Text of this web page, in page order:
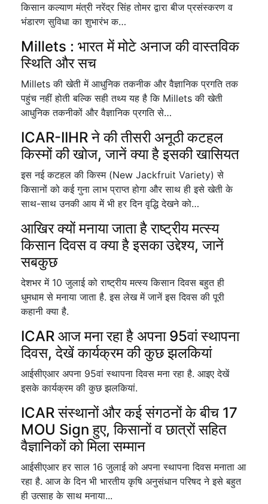
किसान कल्याण मंत्री नरेंद्र सिंह तोमर द्वारा बीज प्रसंस्करण व
भंडारण सुविधा का शुभारंभ क…
Millets : भारत में मोटे अनाज की वास्तविक
स्थिति और सच
Millets की खेती में आधुनिक तकनीक और वैज्ञानिक प्रगति तक
पहुंच नहीं होती बल्कि सही तथ्य यह है कि Millets की खेती
आधुनिक तकनीकों और वैज्ञानिक प्रगति से…
ICAR-IIHR ने की तीसरी अनूठी कटहल
किस्मों की खोज, जानें क्या है इसकी खासियत
इस नई कटहल की किस्म (New Jackfruit Variety) से
किसानों को कई गुना लाभ प्राप्त होगा और साथ ही इसे खेती के
साथ-साथ उनकी आय में भी हर दिन वृद्धि देखने को…
आखिर क्यों मनाया जाता है राष्ट्रीय मत्स्य
किसान दिवस व क्या है इसका उद्देश्य, जानें
सबकुछ
देशभर में 10 जुलाई को राष्ट्रीय मत्स्य किसान दिवस बहुत ही
धुमधाम से मनाया जाता है. इस लेख में जानें इस दिवस की पूरी
कहानी क्या है.
ICAR आज मना रहा है अपना 95वां स्थापना
दिवस, देखें कार्यक्रम की कुछ झलकियां
आईसीएआर अपना 95वां स्थापना दिवस मना रहा है. आइए देखें
इसके कार्यक्रम की कुछ झलकियां.
ICAR संस्थानों और कई संगठनों के बीच 17
MOU Sign हुए, किसानों व छात्रों सहित
वैज्ञानिकों को मिला सम्मान
आईसीएआर हर साल 16 जुलाई को अपना स्थापना दिवस मनाता आ
रहा है. आज के दिन भी भारतीय कृषि अनुसंधान परिषद ने इसे बहुत
ही उत्साह के साथ मनाया...